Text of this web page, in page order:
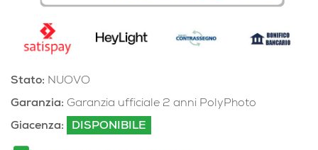
Stato: NUOVO
Garanzia: Garanzia ufficiale 2 anni PolyPhoto
Giacenza:
DISPONIBILE